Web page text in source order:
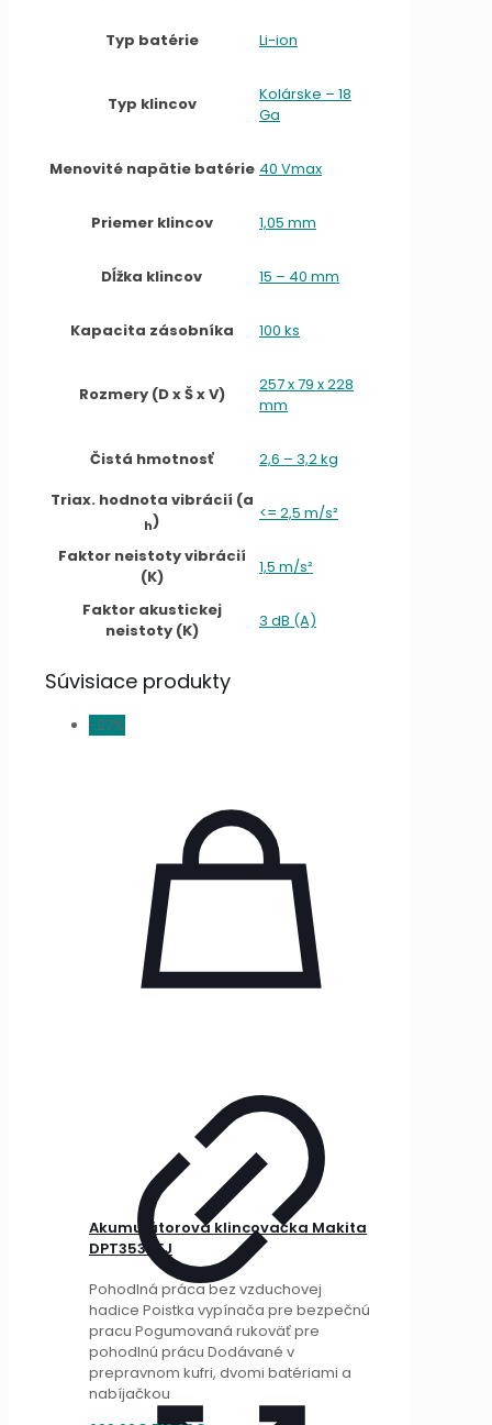
Typ batérie Li-ion
Typ klincov
Kolárske – 18
Ga
Menovité napätie batérie 40 Vmax
Priemer klincov 1,05 mm
Dĺžka klincov 15 – 40 mm
Kapacita zásobníka 100 ks
Rozmery (D x Š x V)
257 x 79 x 228
mm
Čistá hmotnosť
2,6 – 3,2 kg
Triax. hodnota vibrácií (a
h) <= 2,5 m/s²
Faktor neistoty vibrácií
(K)
1,5 m/s²
Faktor akustickej
neistoty (K)
3 dB (A)
Súvisiace produkty
-27%
Akumulátorová klincovačka Makita
DPT353RFJ
Pohodlná práca bez vzduchovej
hadice Poistka vypínača pre bezpečnú
pracu Pogumovaná rukoväť pre
pohodlnú prácu Dodávané v
prepravnom kufri, dvomi batériami a
nabíjačkou